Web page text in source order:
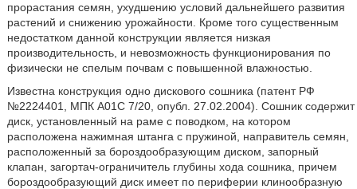
прорастания семян, ухудшению условий дальнейшего развития
растений и снижению урожайности. Кроме того существенным
недостатком данной конструкции является низкая
производительность, и невозможность функционирования по
физически не спелым почвам с повышенной влажностью.
Известна конструкция одно дискового сошника (патент РФ
№2224401, МПК А01С 7/20, опубл. 27.02.2004). Сошник содержит
диск, установленный на раме с поводком, на котором
расположена нажимная штанга с пружиной, направитель семян,
расположенный за бороздообразующим диском, запорный
клапан, загортач-ограничитель глубины хода сошника, причем
бороздообразующий диск имеет по периферии клинообразную